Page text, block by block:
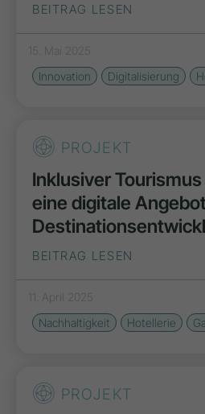
BEITRAG LESEN
15. Mai 2025
Innovation
Digitalisierung
PROJEKT
Inklusiver
eine digitale
BEITRAG LESEN
11. April 2025
Nachhaltigkeit
Hotellerie
PROJEKT